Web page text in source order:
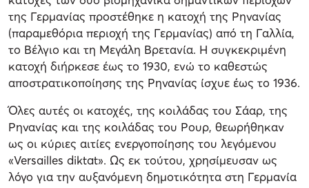
της Γερμανίας προστέθηκε η κατοχή της Ρηνανίας
(παραμεθόρια περιοχή της Γερμανίας) από τη Γαλλία,
το Βέλγιο και τη Μεγάλη Βρετανία. Η συγκεκριμένη
κατοχή διήρκεσε έως το 1930, ενώ το καθεστώς
αποστρατικοποίησης της Ρηνανίας ίσχυε έως το 1936.
Όλες αυτές οι κατοχές, της κοιλάδας του Σάαρ, της
Ρηνανίας και της κοιλάδας του Ρουρ, θεωρήθηκαν
ως οι κύριες αιτίες ενεργοποίησης του λεγόμενου
«Versailles diktat». Ως εκ τούτου, χρησίμευσαν ως
λόγο για την αυξανόμενη δημοτικότητα στη Γερμανία